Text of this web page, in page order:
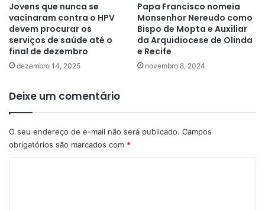
Jovens que nunca se
vacinaram contra o HPV
devem procurar os
serviços de saúde até o
final de dezembro
dezembro 14, 2025
Papa Francisco nomeia
Monsenhor Nereudo como
Bispo de Mopta e Auxiliar
da Arquidiocese de Olinda
e Recife
novembro 8, 2024
Deixe um comentário
O seu endereço de e-mail não será publicado. Campos
obrigatórios são marcados com *